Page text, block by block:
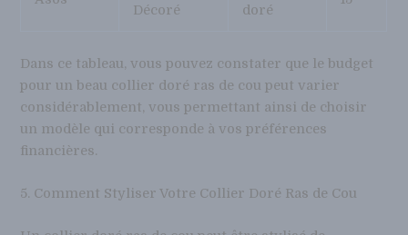
Décoré doré
Dans ce tableau, vous pouvez constater que le budget
pour un beau collier doré ras de cou peut varier
considérablement, vous permettant ainsi de choisir
un modèle qui corresponde à vos préférences
financières.
5. Comment Styliser Votre Collier Doré Ras de Cou